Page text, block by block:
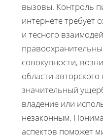
вызовы. Контроль
интернете требует
и тесного
совокупности,
области
значительный
владение или
незаконным.
аспектов поможет